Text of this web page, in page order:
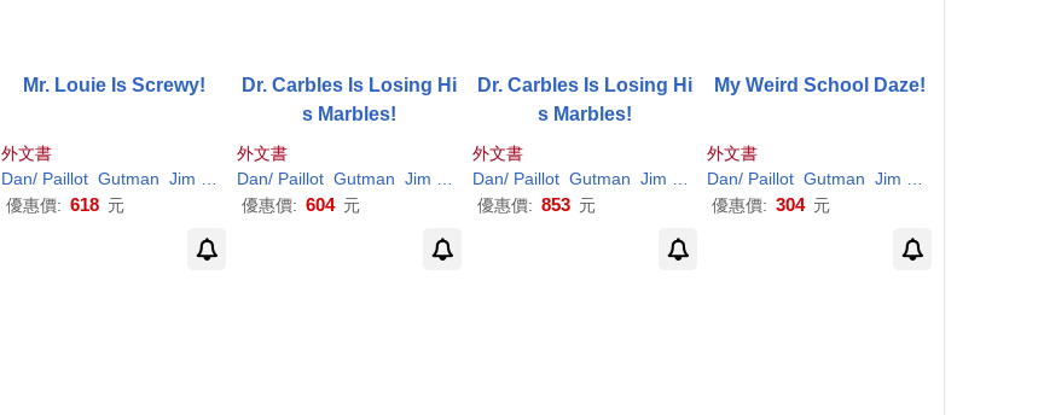
Mr. Louie Is Screwy!
外文書
Dan/ Paillot Gutman Jim
優惠價: 618 元
Dr. Carbles Is Losing Hi
s Marbles!
外文書
Dan/ Paillot Gutman Jim
優惠價: 604 元
Dr. Carbles Is Losing Hi
s Marbles!
外文書
Dan/ Paillot Gutman Jim
優惠價: 853 元
My Weird School Daze!
外文書
Dan/ Paillot Gutman Jim
優惠價: 304 元